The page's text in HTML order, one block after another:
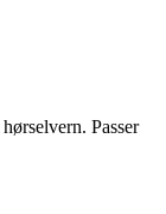
Passer